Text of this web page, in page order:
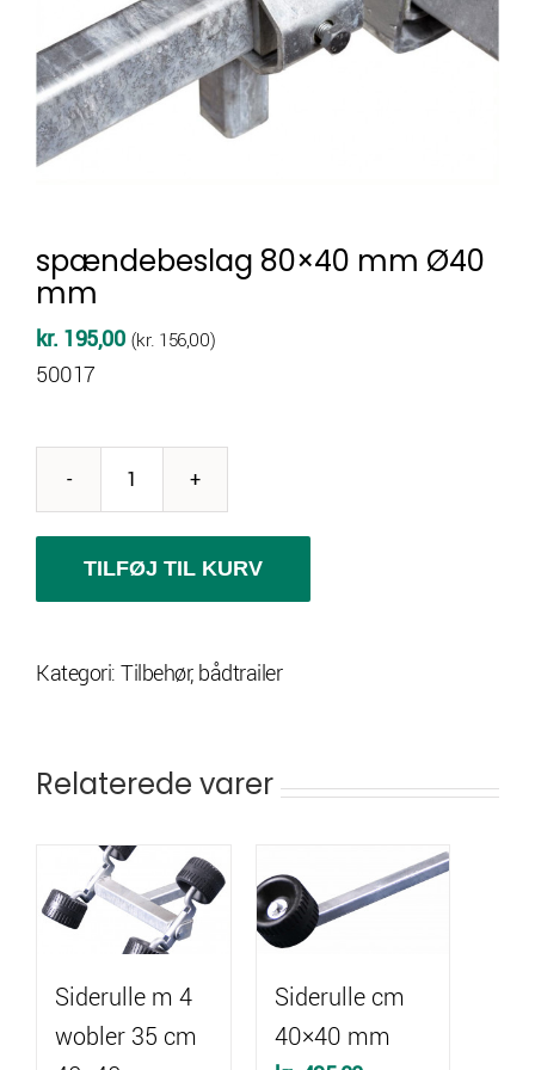
spændebeslag 80×40 mm Ø40
mm
kr. 195,00 (kr. 156,00)
50017
spændebeslag
80x40
mm
Ø40
antal
TILFØJ TIL KURV
Kategori:Tilbehør, bådtrailer
Relaterede varer
Siderulle m 4
wobler 35 cm
Siderulle cm
40×40 mm